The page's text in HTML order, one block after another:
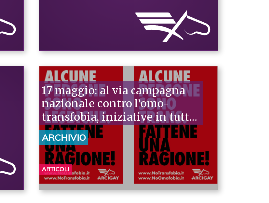
17 maggio: al via campagna
nazionale contro l’omo-
transfobia, iniziative in tutta
Italia
ARCHIVIO
ARTICOLI